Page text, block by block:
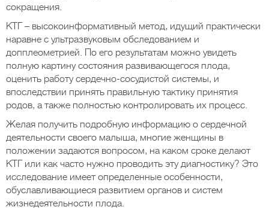
сокращения.
КТГ – высокоинформативный метод, идущий практически
наравне с ультразвуковым обследованием и
допплеометрией. По его результатам можно увидеть
полную картину состояния развивающегося плода,
оценить работу сердечно-сосудистой системы, и
впоследствии принять правильную тактику принятия
родов, а также полностью контролировать их процесс.
Желая получить подробную информацию о сердечной
деятельности своего малыша, многие женщины в
положении задаются вопросом, на каком сроке делают
КТГ или как часто нужно проводить эту диагностику? Это
исследование имеет определенные особенности,
обуславливающиеся развитием органов и систем
жизнедеятельности плода.